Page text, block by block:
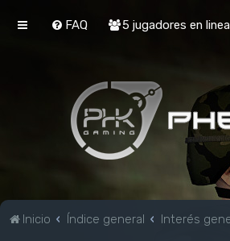
FAQ 5 jugadores en
Inicio Índice general Interés